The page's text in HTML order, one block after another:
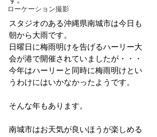
ローケーション撮影
スタジオのある沖縄県南城市は今日も
朝から大雨です。
日曜日に梅雨明けを告げるハーリー大
会が港で開催されていましたが・・・
今年はハーリーと同時に梅雨明けとい
うわけにはいかなかったようです。
そんな年もあります。
南城市はお天気が良いほうが楽しめる